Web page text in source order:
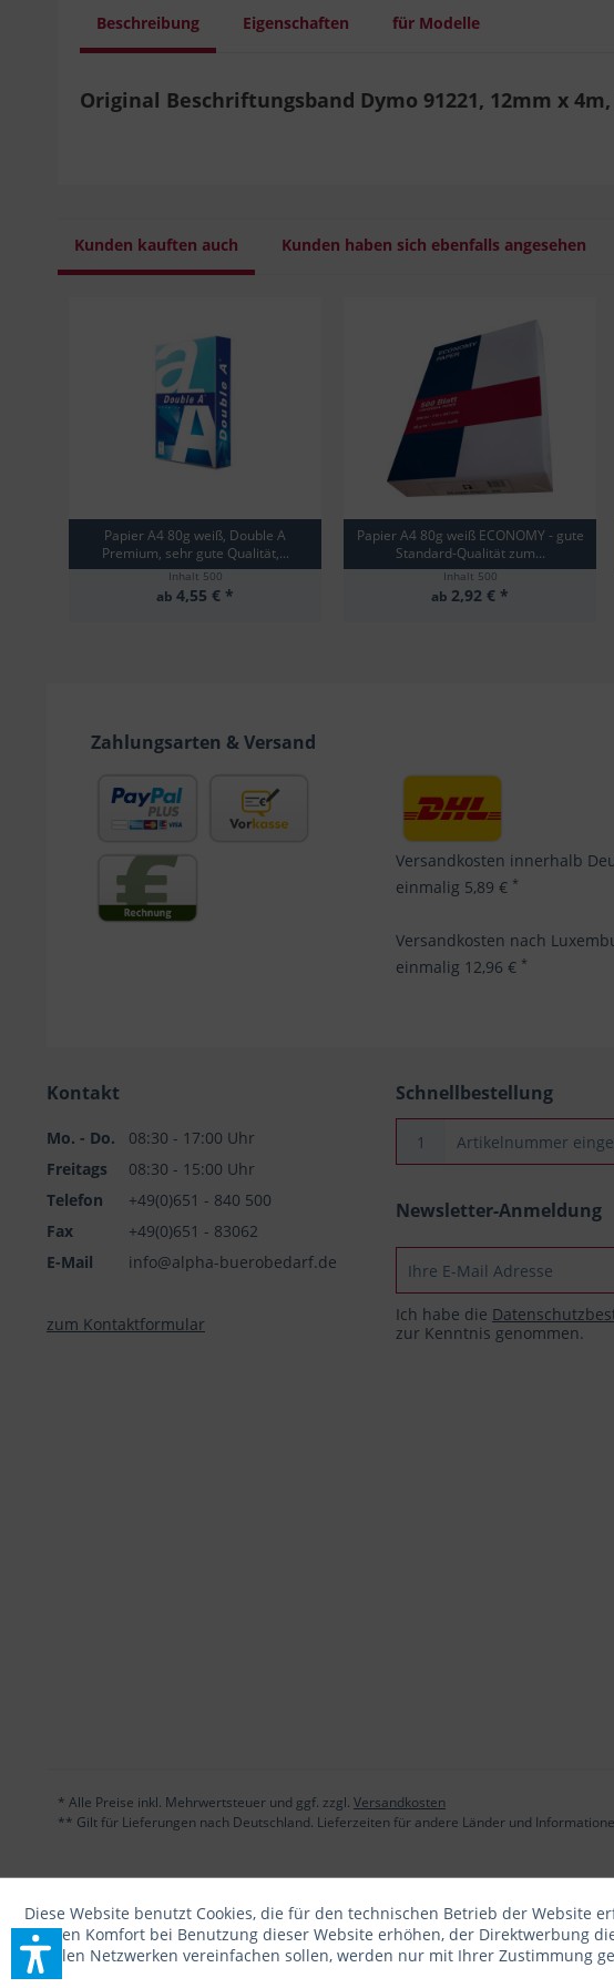
Beschreibung Eigenschaften für Modelle
Original Beschriftungsband Dymo 91221, 12mm x
Kunden kauften auch Kunden haben sich ebenfalls angesehen
Papier A4 80g weiß, Double A
Premium, sehr gute Qualität,...
Inhalt 500
ab 4,55 € *
Papier A4 80g weiß ECONOMY - gute
Standard-Qualität zum...
Inhalt 500
ab 2,92 € *
Zahlungsarten & Versand
Versandkosten innerhalb
einmalig 5,89 € *
Versandkosten nach
einmalig 12,96 € *
Kontakt
Mo. - Do.
08:30 - 17:00 Uhr
Freitags
08:30 - 15:00 Uhr
Telefon
+49(0)651 - 840 500
Fax
+49(0)651 - 83062
E-Mail
info@alpha-buerobedarf.de
zum Kontaktformular
Schnellbestellung
Newsletter-Anmeldung
Ich habe die
zur Kenntnis genommen.
* Alle Preise inkl. Mehrwertsteuer und ggf. zzgl. Versandkosten
** Gilt für Lieferungen nach Deutschland. Lieferzeiten für andere Länder und
Diese Website benutzt Cookies, die für den technischen Betrieb der Website
die den Komfort bei Benutzung dieser Website erhöhen, der Direktwerbung
sozialen Netzwerken vereinfachen sollen, werden nur mit Ihrer Zustimmung